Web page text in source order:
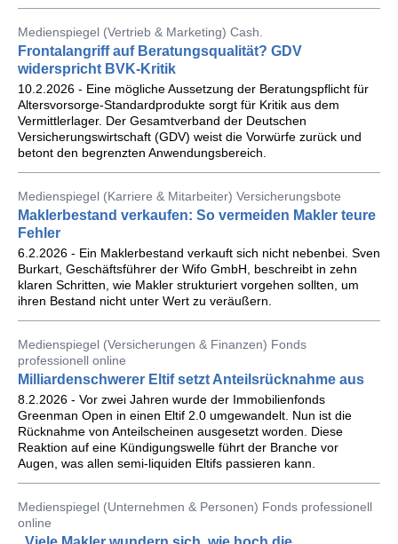
Medienspiegel (Vertrieb & Marketing) Cash.
Frontalangriff auf Beratungsqualität? GDV
widerspricht BVK-Kritik
10.2.2026 - Eine mögliche Aussetzung der Beratungspflicht für
Altersvorsorge-Standardprodukte sorgt für Kritik aus dem
Vermittlerlager. Der Gesamtverband der Deutschen
Versicherungswirtschaft (GDV) weist die Vorwürfe zurück und
betont den begrenzten Anwendungsbereich.
Medienspiegel (Karriere & Mitarbeiter) Versicherungsbote
Maklerbestand verkaufen: So vermeiden Makler teure
Fehler
6.2.2026 - Ein Maklerbestand verkauft sich nicht nebenbei. Sven
Burkart, Geschäftsführer der Wifo GmbH, beschreibt in zehn
klaren Schritten, wie Makler strukturiert vorgehen sollten, um
ihren Bestand nicht unter Wert zu veräußern.
Medienspiegel (Versicherungen & Finanzen) Fonds
professionell online
Milliardenschwerer Eltif setzt Anteilsrücknahme aus
8.2.2026 - Vor zwei Jahren wurde der Immobilienfonds
Greenman Open in einen Eltif 2.0 umgewandelt. Nun ist die
Rücknahme von Anteilscheinen ausgesetzt worden. Diese
Reaktion auf eine Kündigungswelle führt der Branche vor
Augen, was allen semi-liquiden Eltifs passieren kann.
Medienspiegel (Unternehmen & Personen) Fonds professionell
online